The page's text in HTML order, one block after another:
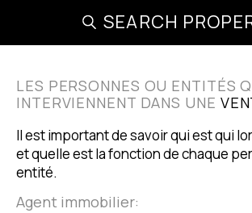
SEARCH
LES PERSONNES OU ENTITÉS
INTERVIENNENT DANS UNE
Il est important de savoir qui est qui
et quelle est la fonction de chaque
entité.
Agent immobilier: